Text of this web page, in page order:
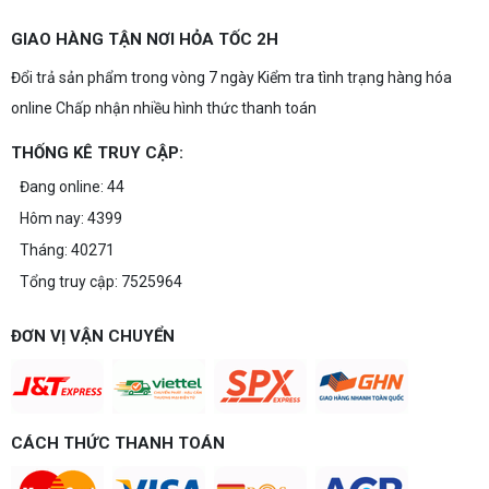
Build PC gaming 15 triệu chơi được
Build PC gaming 15 triệu chơi được game gì? Vi
dễ nâng cấp CPU/VGA sau này, tư vấn miễn phí
Build PC Gaming theo ngân sách từ 10
quyền ( Vi tính Nguyễn Thắng)
GIAO HÀNG TẬN NƠI HỎA TỐC 2H
Đổi trả sản phẩm trong vòng 7 ngày Kiểm tra tình trạng hàng hóa
online Chấp nhận nhiều hình thức thanh toán
THỐNG KÊ TRUY CẬP:
Đang online: 44
Hôm nay: 4399
Tháng: 40271
Tổng truy cập: 7525964
ĐƠN VỊ VẬN CHUYỂN
CÁCH THỨC THANH TOÁN